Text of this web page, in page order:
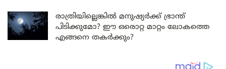
രാത്രിയില്ലെങ്കിൽ മനുഷ്യർക്ക് ഭ്രാന്ത്
പിടിക്കുമോ? ഈ ഒരൊറ്റ മാറ്റം ലോകത്തെ
എങ്ങനെ തകർക്കും?